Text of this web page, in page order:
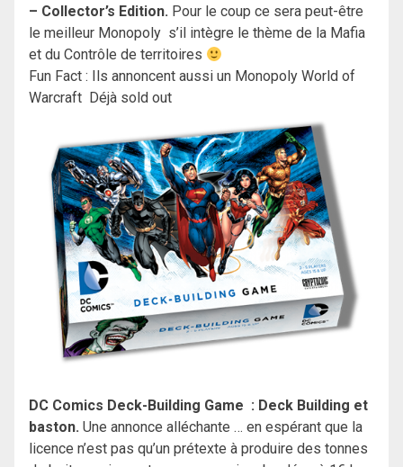
– Collector’s Edition. Pour le coup ce sera peut-être
le meilleur Monopoly s’il intègre le thème de la Mafia
et du Contrôle de territoires
Fun Fact : Ils annoncent aussi un Monopoly World of
Warcraft Déjà sold out
DC Comics Deck-Building Game : Deck Building et
baston. Une annonce alléchante … en espérant que la
licence n’est pas qu’un prétexte à produire des tonnes